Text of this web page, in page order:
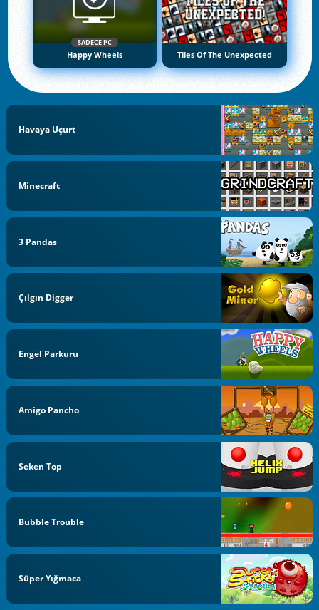
SADECE PC
Happy Wheels Tiles Of The Unexpected
Havaya Uçurt
Minecraft
3 Pandas
Çılgın Digger
Engel Parkuru
Amigo Pancho
Seken Top
Bubble Trouble
Süper Yığmaca